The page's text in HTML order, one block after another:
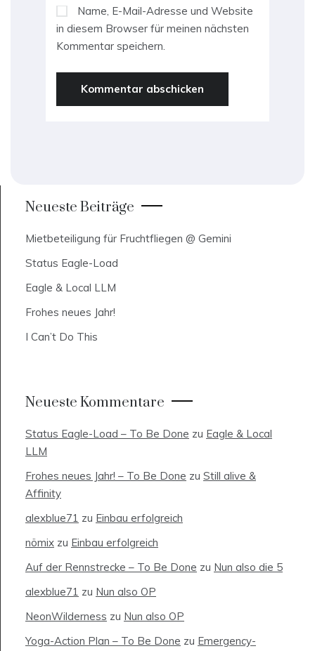
Name, E-Mail-Adresse und Website
in diesem Browser für meinen nächsten
Kommentar speichern.
Neueste Beiträge
Mietbeteiligung für Fruchtfliegen @ Gemini
Status Eagle-Load
Eagle & Local LLM
Frohes neues Jahr!
I Can’t Do This
Neueste Kommentare
Status Eagle-Load – To Be Done zu Eagle & Local
LLM
Frohes neues Jahr! – To Be Done zu Still alive &
Affinity
alexblue71 zu Einbau erfolgreich
nömix zu Einbau erfolgreich
Auf der Rennstrecke – To Be Done zu Nun also die 5
alexblue71 zu Nun also OP
NeonWilderness zu Nun also OP
Yoga-Action Plan – To Be Done zu Emergency-